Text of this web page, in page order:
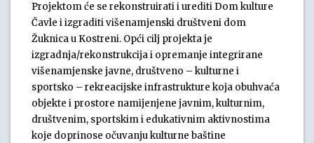
Projektom će se rekonstruirati i urediti Dom kulture
Čavle i izgraditi višenamjenski društveni dom
Žuknica u Kostreni. Opći cilj projekta je
izgradnja/rekonstrukcija i opremanje integrirane
višenamjenske javne, društveno – kulturne i
sportsko – rekreacijske infrastrukture koja obuhvaća
objekte i prostore namijenjene javnim, kulturnim,
društvenim, sportskim i edukativnim aktivnostima
koje doprinose očuvanju kulturne baštine